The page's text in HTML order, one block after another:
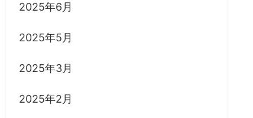
2025年6月
2025年5月
2025年3月
2025年2月